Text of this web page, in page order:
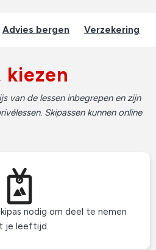
Advies bergen Verzekering
van de lessen inbegrepen en zijn
Skipassen kunnen online
nodig om deel te nemen
je leeftijd.